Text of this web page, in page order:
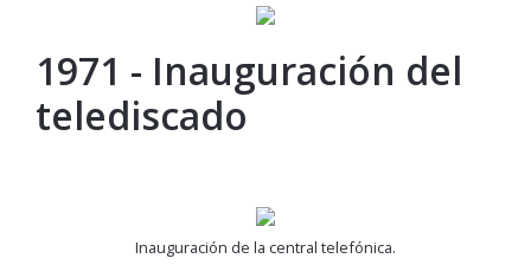
1971 - Inauguración del
telediscado
Inauguración de la central telefónica.